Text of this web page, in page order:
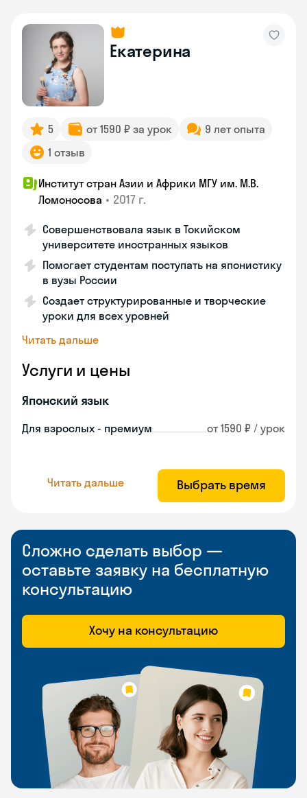
Екатерина
5 от 1590 ₽ за урок
9 лет опыта
1 отзыв
Институт стран Азии и Африки МГУ им. М.В.
Ломоносова • 2017 г.
Совершенствовала язык в Токийском
университете иностранных языков
Помогает студентам поступать на японистику
в вузы России
Создает структурированные и творческие
уроки для всех уровней
Читать дальше
Услуги и цены
Японский язык
Для взрослых - премиум от 1590 ₽ / урок
Читать дальше Выбрать время
Сложно сделать выбор —
оставьте заявку на бесплатную
консультацию
Хочу на консультацию